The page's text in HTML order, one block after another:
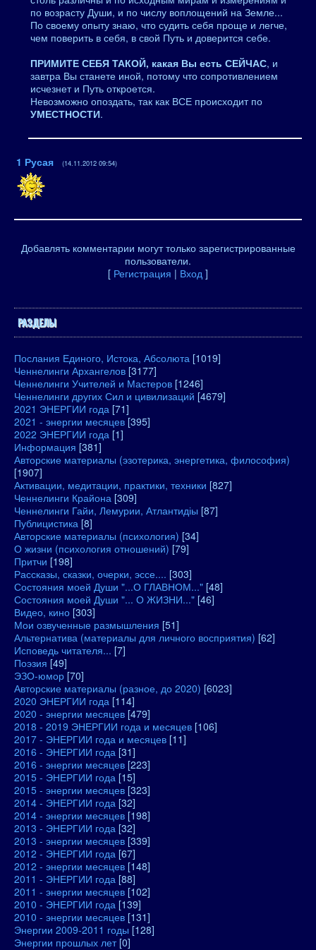
по возрасту Души, и по числу воплощений на Земле...
По своему опыту знаю, что судить себя проще и легче,
чем поверить в себя, в свой Путь и доверится себе.
ПРИМИТЕ СЕБЯ ТАКОЙ, какая Вы есть СЕЙЧАС, и
завтра Вы станете иной, потому что сопротивлением
исчезнет и Путь откроется.
Невозможно опоздать, так как ВСЕ происходит по
УМЕСТНОСТИ.
1 Русая (14.11.2012 09:54)
Добавлять комментарии могут только зарегистрированные
пользователи.
[ Регистрация | Вход ]
РАЗДЕЛЫ
Послания Единого, Истока, Абсолюта [1019]
Ченнелинги Архангелов [3177]
Ченнелинги Учителей и Мастеров [1246]
Ченнелинги других Сил и цивилизаций [4679]
2021 ЭНЕРГИИ года [71]
2021 - энергии месяцев [395]
2022 ЭНЕРГИИ года [1]
Информация [381]
Авторские материалы (эзотерика, энергетика, философия)
[1907]
Активации, медитации, практики, техники [827]
Ченнелинги Крайона [309]
Ченнелинги Гайи, Лемурии, Атлантидіы [87]
Публицистика [8]
Авторские материалы (психология) [34]
О жизни (психология отношений) [79]
Притчи [198]
Рассказы, сказки, очерки, эссе.... [303]
Состояния моей Души "...О ГЛАВНОМ..." [48]
Состояния моей Души "... О ЖИЗНИ..." [46]
Видео, кино [303]
Мои озвученные размышления [51]
Альтернатива (материалы для личного восприятия) [62]
Исповедь читателя... [7]
Поэзия [49]
ЭЗО-юмор [70]
Авторские материалы (разное, до 2020) [6023]
2020 ЭНЕРГИИ года [114]
2020 - энергии месяцев [479]
2018 - 2019 ЭНЕРГИИ года и месяцев [106]
2017 - ЭНЕРГИИ года и месяцев [11]
2016 - ЭНЕРГИИ года [31]
2016 - энергии месяцев [223]
2015 - ЭНЕРГИИ года [15]
2015 - энергии месяцев [323]
2014 - ЭНЕРГИИ года [32]
2014 - энергии месяцев [198]
2013 - ЭНЕРГИИ года [32]
2013 - энергии месяцев [339]
2012 - ЭНЕРГИИ года [67]
2012 - энергии месяцев [148]
2011 - ЭНЕРГИИ года [88]
2011 - энергии месяцев [102]
2010 - ЭНЕРГИИ года [139]
2010 - энергии месяцев [131]
Энергии 2009-2011 годы [128]
Энергии прошлых лет [0]